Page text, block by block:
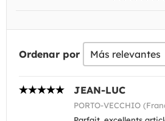
Ordenar por
JEAN-LUC
PORTO-VECCHIO